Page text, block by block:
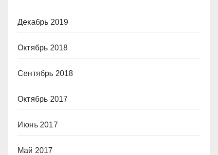
Декабрь 2019
Октябрь 2018
Сентябрь 2018
Октябрь 2017
Июнь 2017
Май 2017